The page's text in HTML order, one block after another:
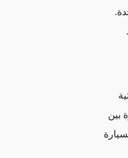
بين
ينبغي أن تستغرق 10 دقائق بالسيارة